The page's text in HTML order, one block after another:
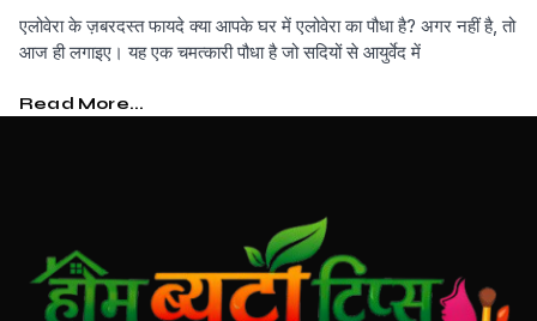
एलोवेरा के ज़बरदस्त फायदे क्या आपके घर में एलोवेरा का पौधा है? अगर नहीं है, तो
आज ही लगाइए। यह एक चमत्कारी पौधा है जो सदियों से आयुर्वेद में
Read More...